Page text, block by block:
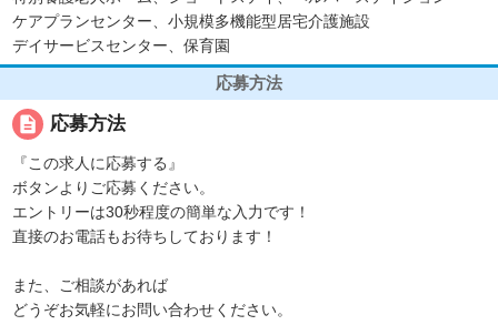
ケアプランセンター、小規模多機能型居宅介護施設
デイサービスセンター、保育園
応募方法
description 応募方法
『この求人に応募する』
ボタンよりご応募ください。
エントリーは30秒程度の簡単な入力です！
直接のお電話もお待ちしております！
また、ご相談があれば
どうぞお気軽にお問い合わせください。